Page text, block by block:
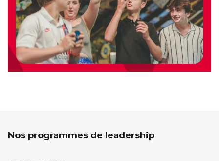
Nos programmes de leadership